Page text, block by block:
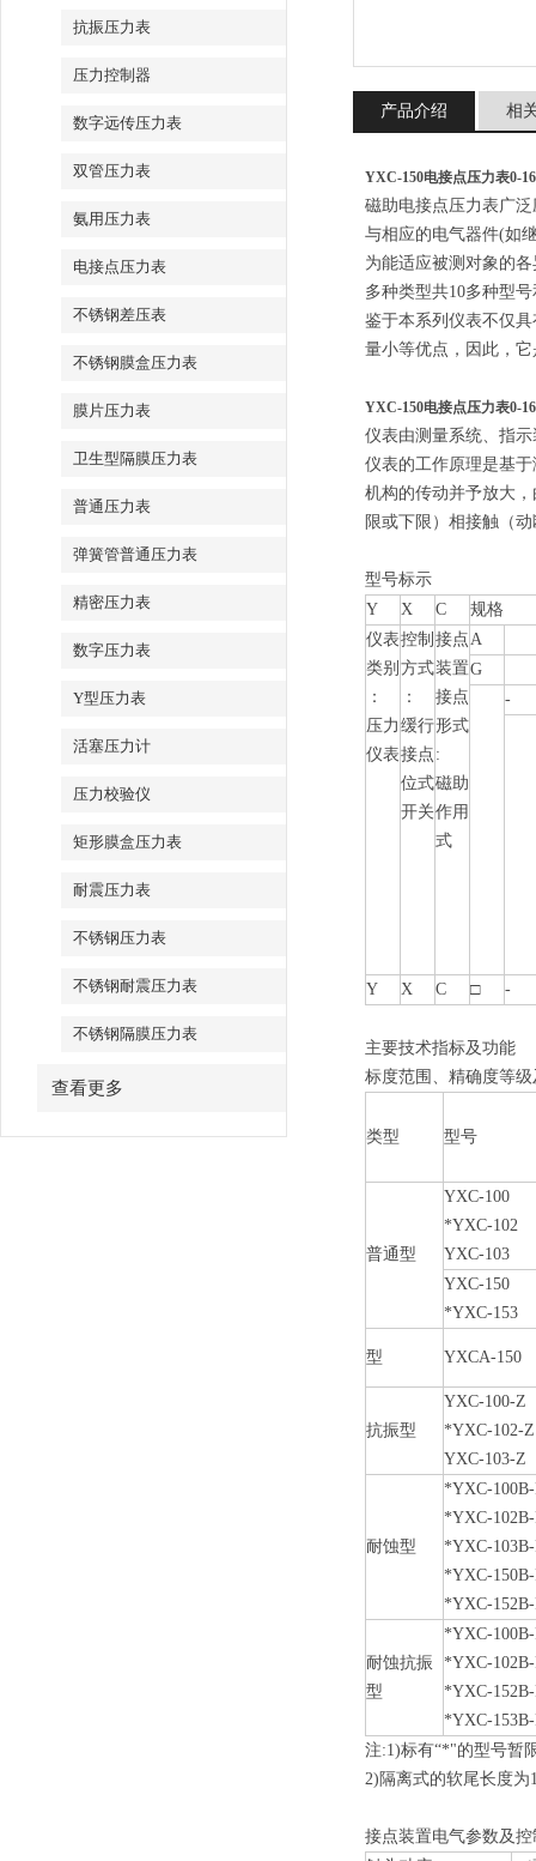
抗振压力表
压力控制器
数字远传压力表
双管压力表
氨用压力表
电接点压力表
不锈钢差压表
不锈钢膜盒压力表
膜片压力表
卫生型隔膜压力表
普通压力表
弹簧管普通压力表
精密压力表
数字压力表
Y型压力表
活塞压力计
压力校验仪
矩形膜盒压力表
耐震压力表
不锈钢压力表
不锈钢耐震压力表
不锈钢隔膜压力表
查看更多
产品介绍 相
YXC-150电接点压力表0-
磁助电接点压力表广
与相应的电气器件(如
为能适应被测对象的
多种类型共10多种型
鉴于本系列仪表不仅
量小等优点，因此，
YXC-150电接点压力表0-
仪表由测量系统、指
仪表的工作原理是基
机构的传动并予放大
限或下限）相接触（
型号标示
Y
X C
规格
仪表
类别
：
压力
仪表
控制
方式
：
缓行
接点
位式
开关
接点
装置
接点
形式
:
磁助
作用
式
A
G
-
Y X C □ -
主要技术指标及功能
标度范围、精确度等
类型 型号
普通型
YXC-100
*YXC-102
YXC-103
YXC-150
*YXC-153
型 YXCA-150
抗振型
YXC-100-Z
*YXC-102-Z
YXC-103-Z
耐蚀型
*YXC-
*YXC-
*YXC-
*YXC-
*YXC-
耐蚀抗振
型
*YXC-
*YXC-
*YXC-
*YXC-
注:1)标有“*"的型号暂
2)隔离式的软尾长度为
接点装置电气参数及